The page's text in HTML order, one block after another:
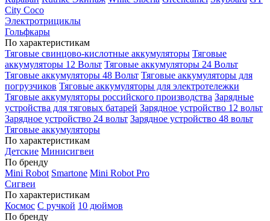
City Coco
Электротрициклы
Гольфкары
По характеристикам
Тяговые свинцово-кислотные аккумуляторы Тяговые
аккумуляторы 12 Вольт Тяговые аккумуляторы 24 Вольт
Тяговые аккумуляторы 48 Вольт Тяговые аккумуляторы для
погрузчиков Тяговые аккумуляторы для электротележки
Тяговые аккумуляторы российского производства Зарядные
устройства для тяговых батарей Зарядное устройство 12 вольт
Зарядное устройство 24 вольт Зарядное устройство 48 вольт
Тяговые аккумуляторы
По характеристикам
Детские Минисигвеи
По бренду
Mini Robot Smartone Mini Robot Pro
Сигвеи
По характеристикам
Космос С ручкой 10 дюймов
По бренду